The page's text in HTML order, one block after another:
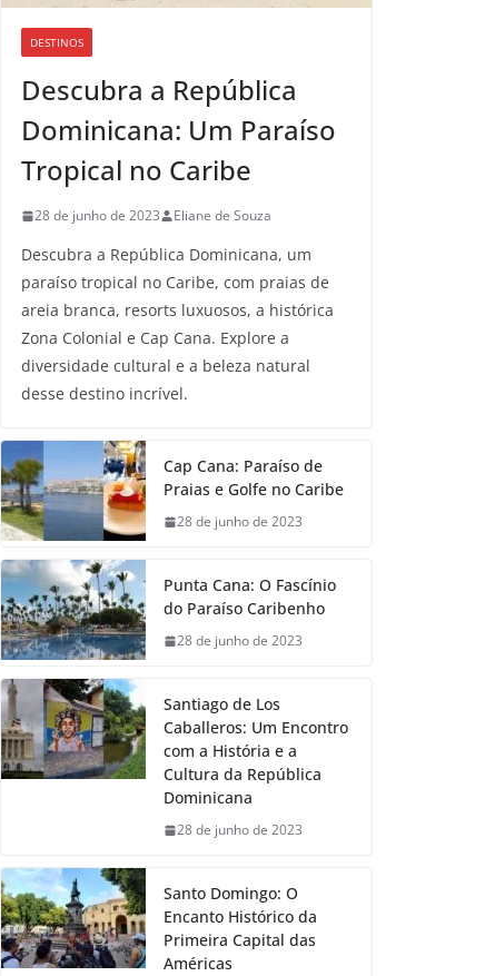
DESTINOS
Descubra a República
Dominicana: Um Paraíso
Tropical no Caribe
28 de junho de 2023 Eliane de Souza
Descubra a República Dominicana, um
paraíso tropical no Caribe, com praias de
areia branca, resorts luxuosos, a histórica
Zona Colonial e Cap Cana. Explore a
diversidade cultural e a beleza natural
desse destino incrível.
Cap Cana: Paraíso de
Praias e Golfe no Caribe
28 de junho de 2023
Punta Cana: O Fascínio
do Paraíso Caribenho
28 de junho de 2023
Santiago de Los
Caballeros: Um Encontro
com a História e a
Cultura da República
Dominicana
28 de junho de 2023
Santo Domingo: O
Encanto Histórico da
Primeira Capital das
Américas